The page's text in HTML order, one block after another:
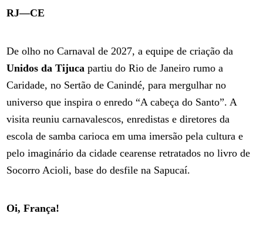
RJ—CE
De olho no Carnaval de 2027, a equipe de criação da
Unidos da Tijuca partiu do Rio de Janeiro rumo a
Caridade, no Sertão de Canindé, para mergulhar no
universo que inspira o enredo “A cabeça do Santo”. A
visita reuniu carnavalescos, enredistas e diretores da
escola de samba carioca em uma imersão pela cultura e
pelo imaginário da cidade cearense retratados no livro de
Socorro Acioli, base do desfile na Sapucaí.
Oi, França!